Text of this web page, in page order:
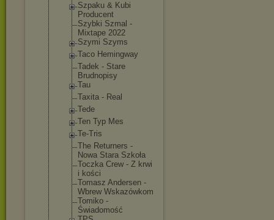
Szpaku & Kubi
Producent
Szybki Szmal -
Mixtape 2022
Szymi Szyms
Taco Hemingway
Tadek - Stare
Brudnopisy
Tau
Taxita - Real
Tede
Ten Typ Mes
Te-Tris
The Returners -
Nowa Stara Szkoła
Toczka Crew - Z krwi
i kości
Tomasz Andersen -
Wbrew Wskazówkom
Tomiko -
Świadomość